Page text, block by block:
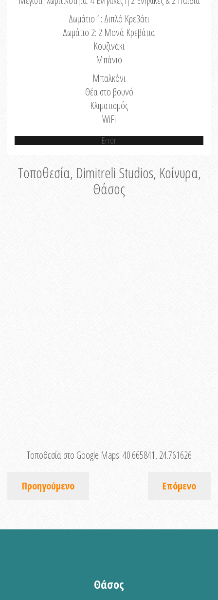
Δωμάτιο 1: Διπλό Κρεβάτι
Δωμάτιο 2: 2 Μονά Κρεβάτια
Κουζινάκι
Μπάνιο
Μπαλκόνι
Θέα στο βουνό
Κλιματισμός
WiFi
Error
Τοποθεσία, Dimitreli Studios, Κοίνυρα,
Θάσος
Τοποθεσία στο Google Maps:40.665841, 24.761626
Προηγούμενο Επόμενο
Θάσος